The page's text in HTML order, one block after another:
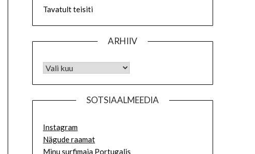
Tavatult teisiti
ARHIIV
SOTSIAALMEEDIA
Instagram
Nägude raamat
Minu surfimaja Portugalis